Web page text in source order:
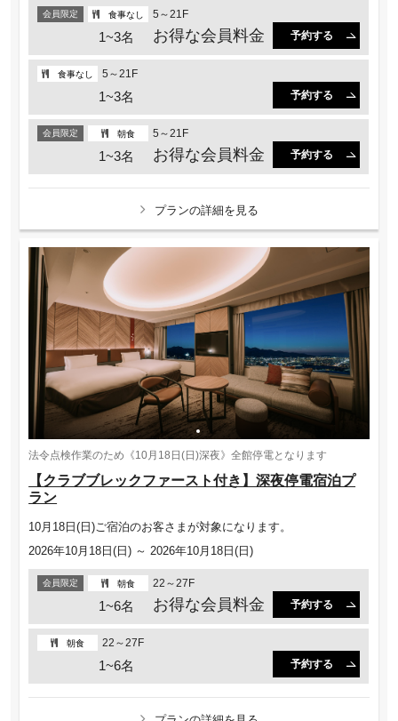
会員限定 食事なし 5～21F
1~3名 お得な会員料金 予約する
食事なし 5～21F
1~3名 予約する
会員限定 朝食 5～21F
1~3名 お得な会員料金 予約する
プランの詳細を見る
法令点検作業のため《10月18日(日)深夜》全館停電となります
【クラブブレックファースト付き】深夜停電宿泊プ
ラン
10月18日(日)ご宿泊のお客さまが対象になります。
2026年10月18日(日) ～ 2026年10月18日(日)
会員限定 朝食 22～27F
1~6名 お得な会員料金 予約する
朝食 22～27F
1~6名 予約する